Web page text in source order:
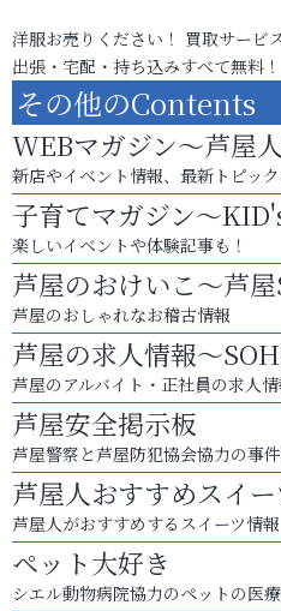
洋服お売りください！ 買取サービ
出張・宅配・持ち込みすべて無料！
その他のContents
WEBマガジン～芦屋
新店やイベント情報、最新トピッ
子育てマガジン～
楽しいイベントや体験記事も！
芦屋のおけいこ～芦
芦屋のおしゃれなお稽古情報
芦屋の求人情報～
芦屋のアルバイト・正社員の求人
芦屋安全掲示板
芦屋警察と芦屋防犯協会協力の事
芦屋人おすすめスイー
芦屋人がおすすめするスイーツ情報
ペット大好き
シエル動物病院協力のペットの医